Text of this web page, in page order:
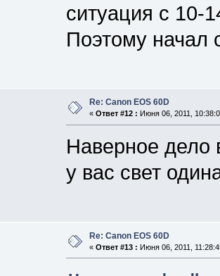
ситуация с 10-
Поэтому начал
Re: Canon EOS 60D
« Ответ #12 : Июня 06, 2011,
Наверное дело
у вас свет
Re: Canon EOS 60D
« Ответ #13 : Июня 06, 2011,